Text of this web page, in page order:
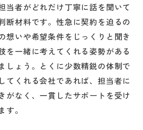
当者がどれだけ丁寧に話を聞いて
断材料です。性急に契約を迫るの
想いや希望条件をじっくりと聞き
を一緒に考えてくれる姿勢がある
しょう。とくに少数精鋭の体制で
てくれる会社であれば、担当者に
がなく、一貫したサポートを受け
す。